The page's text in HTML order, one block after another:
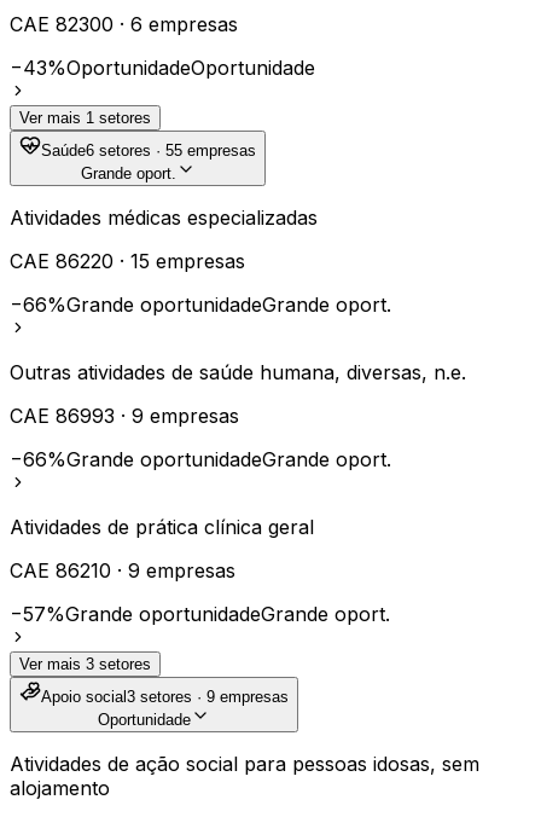
CAE 82300 · 6 empresas
−43%OportunidadeOportunidade
Ver mais 1 setores
Saúde6 setores · 55 empresas
Grande oport.
Atividades médicas especializadas
CAE 86220 · 15 empresas
−66%Grande oportunidadeGrande oport.
Outras atividades de saúde humana, diversas, n.e.
CAE 86993 · 9 empresas
−66%Grande oportunidadeGrande oport.
Atividades de prática clínica geral
CAE 86210 · 9 empresas
−57%Grande oportunidadeGrande oport.
Ver mais 3 setores
Apoio social3 setores · 9 empresas
Oportunidade
Atividades de ação social para pessoas idosas, sem
alojamento